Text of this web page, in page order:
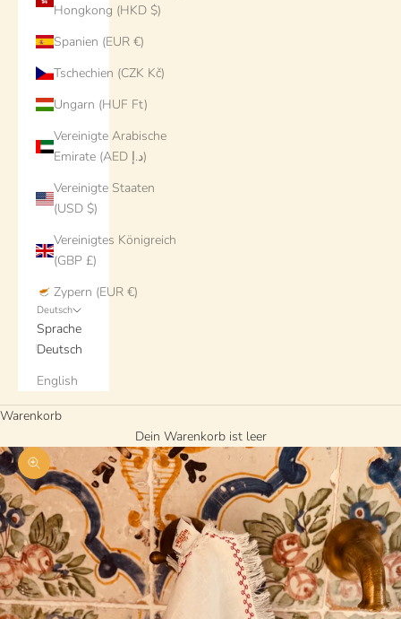
Hongkong (HKD $)
Spanien (EUR €)
Tschechien (CZK Kč)
Ungarn (HUF Ft)
Vereinigte Arabische
Emirate (AED د.إ)
Vereinigte Staaten
(USD $)
Vereinigtes Königreich
(GBP £)
Zypern (EUR €)
Deutsch
Sprache
Deutsch
English
Warenkorb
Dein Warenkorb ist leer
Bild vergrößern